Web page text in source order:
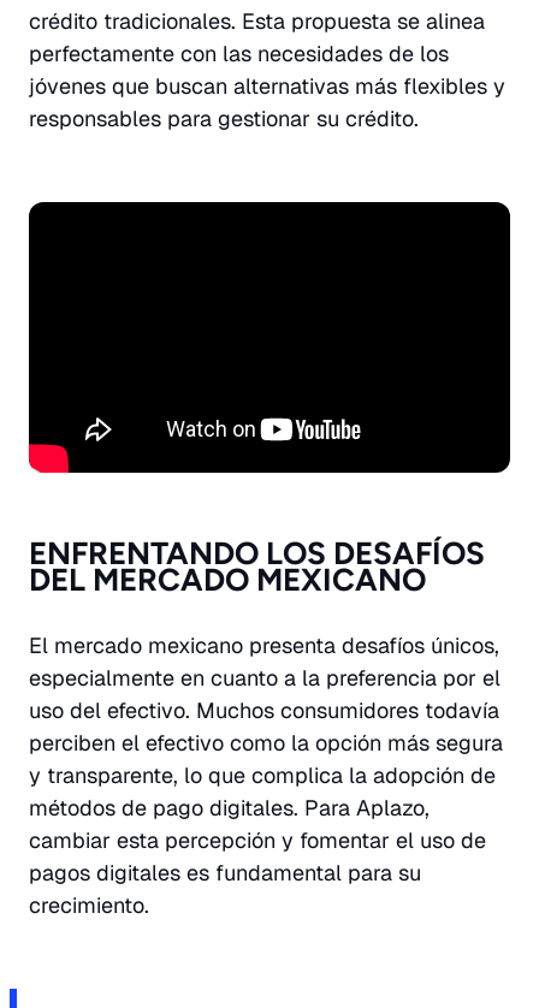
crédito tradicionales. Esta propuesta se alinea
perfectamente con las necesidades de los
jóvenes que buscan alternativas más flexibles y
responsables para gestionar su crédito.
ENFRENTANDO LOS DESAFÍOS
DEL MERCADO MEXICANO
El mercado mexicano presenta desafíos únicos,
especialmente en cuanto a la preferencia por el
uso del efectivo. Muchos consumidores todavía
perciben el efectivo como la opción más segura
y transparente, lo que complica la adopción de
métodos de pago digitales. Para Aplazo,
cambiar esta percepción y fomentar el uso de
pagos digitales es fundamental para su
crecimiento.